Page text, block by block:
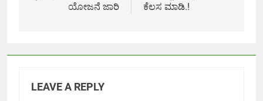
ಯೋಜನೆ ಜಾರಿ
ಕೆಲಸ ಮಾಡಿ.!
LEAVE A REPLY